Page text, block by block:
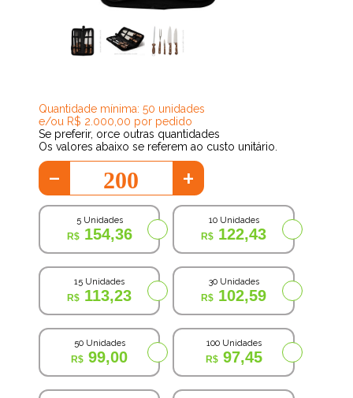
Quantidade mínima: 50 unidades
e/ou R$ 2.000,00 por pedido
Se preferir, orce outras quantidades
Os valores abaixo se referem ao custo unitário.
- +
5 Unidades
154,36
10 Unidades
122,43
15 Unidades
113,23
30 Unidades
102,59
50 Unidades
99,00
100 Unidades
97,45